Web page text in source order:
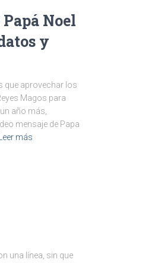
Noel
y
que aprovechar los
Magos para
año más,
mensaje de Papa
Leer más
una línea, sin que